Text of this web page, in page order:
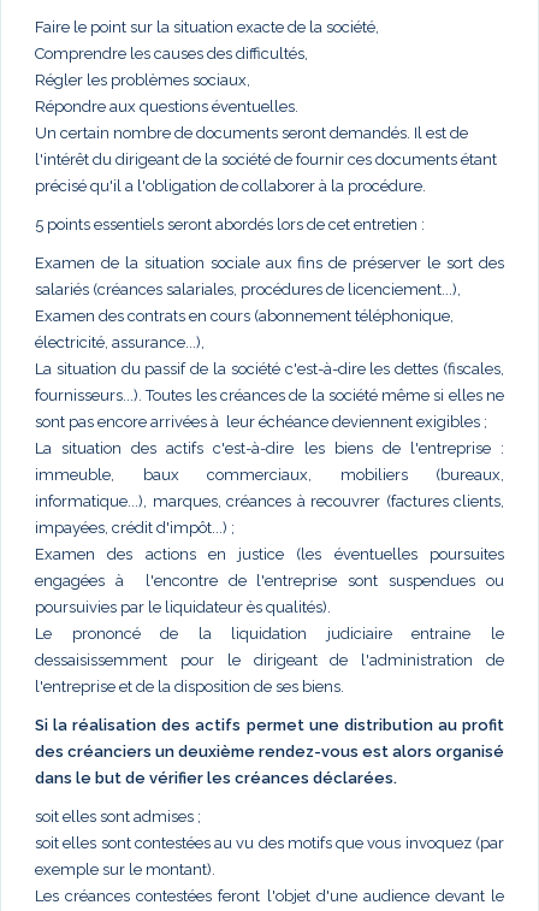
Faire le point sur la situation exacte de la société,
Comprendre les causes des difficultés,
Régler les problèmes sociaux,
Répondre aux questions éventuelles.
Un certain nombre de documents seront demandés. Il est de
l'intérêt du dirigeant de la société de fournir ces documents étant
précisé qu'il a l'obligation de collaborer à la procédure.
5 points essentiels seront abordés lors de cet entretien :
Examen de la situation sociale aux fins de préserver le sort des
salariés (créances salariales, procédures de licenciement...),
Examen des contrats en cours (abonnement téléphonique,
électricité, assurance...),
La situation du passif de la société c'est-à-dire les dettes (fiscales,
fournisseurs...). Toutes les créances de la société même si elles ne
sont pas encore arrivées à leur échéance deviennent exigibles ;
La situation des actifs c'est-à-dire les biens de l'entreprise :
immeuble, baux commerciaux, mobiliers (bureaux,
informatique...), marques, créances à recouvrer (factures clients,
impayées, crédit d'impôt...) ;
Examen des actions en justice (les éventuelles poursuites
engagées à l'encontre de l'entreprise sont suspendues ou
poursuivies par le liquidateur ès qualités).
Le prononcé de la liquidation judiciaire entraine le
dessaisissemment pour le dirigeant de l'administration de
l'entreprise et de la disposition de ses biens.
Si la réalisation des actifs permet une distribution au profit
des créanciers un deuxième rendez-vous est alors organisé
dans le but de vérifier les créances déclarées.
soit elles sont admises ;
soit elles sont contestées au vu des motifs que vous invoquez (par
exemple sur le montant).
Les créances contestées feront l'objet d'une audience devant le